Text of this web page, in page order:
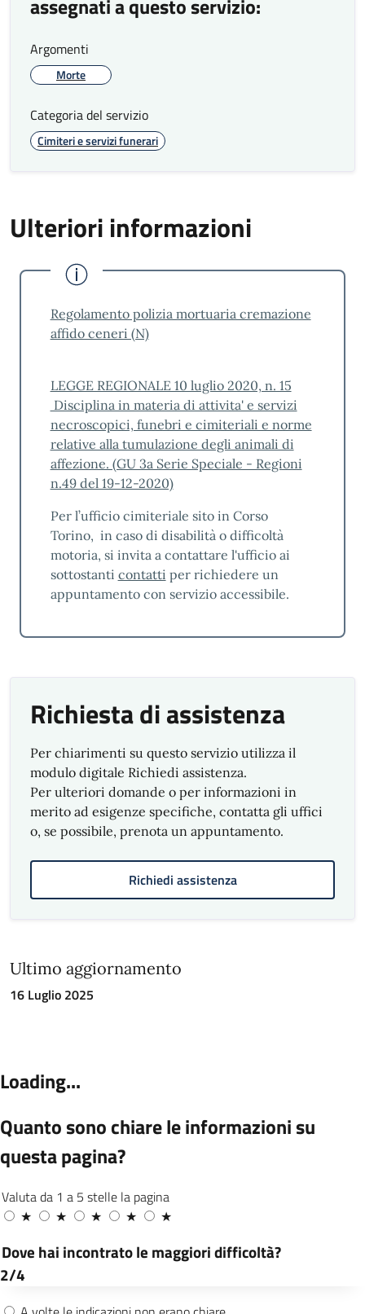
assegnati a questo servizio:
Argomenti
Morte
Categoria del servizio
Cimiteri e servizi funerari
Ulteriori informazioni
Regolamento polizia mortuaria cremazione
affido ceneri (N)
LEGGE REGIONALE 10 luglio 2020, n. 15
Disciplina in materia di attivita' e servizi
necroscopici, funebri e cimiteriali e norme
relative alla tumulazione degli animali di
affezione. (GU 3a Serie Speciale - Regioni
n.49 del 19-12-2020)
Per l’ufficio cimiteriale sito in Corso
Torino, in caso di disabilità o difficoltà
motoria, si invita a contattare l'ufficio ai
sottostanti contatti per richiedere un
appuntamento con servizio accessibile.
Richiesta di assistenza
Per chiarimenti su questo servizio utilizza il
modulo digitale Richiedi assistenza.
Per ulteriori domande o per informazioni in
merito ad esigenze specifiche, contatta gli uffici
o, se possibile, prenota un appuntamento.
Richiedi assistenza
Ultimo aggiornamento
16 Luglio 2025